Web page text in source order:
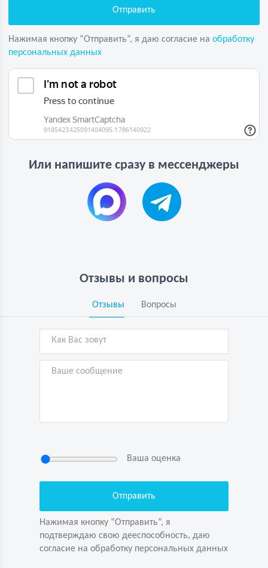
Нажимая кнопку “Отправить”, я даю согласие на обработку
персональных данных
Или напишите сразу в мессенджеры
Отзывы и вопросы
Отзывы Вопросы
Ваша оценка
Нажимая кнопку “Отправить”, я
подтверждаю свою дееспособность, даю
согласие на обработку персональных данных
Нажимая кнопку “Отправить”, я
согласие на обработку персональных данных
Задайте вопрос первым!